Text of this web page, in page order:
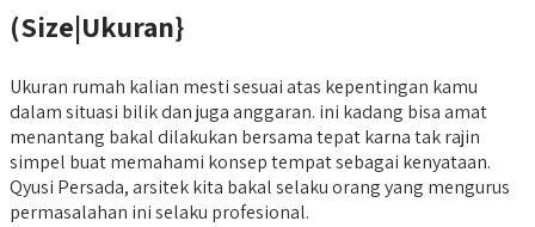
(Size|Ukuran}
Ukuran rumah kalian mesti sesuai atas kepentingan kamu
dalam situasi bilik dan juga anggaran. ini kadang bisa amat
menantang bakal dilakukan bersama tepat karna tak rajin
simpel buat memahami konsep tempat sebagai kenyataan.
Qyusi Persada, arsitek kita bakal selaku orang yang mengurus
permasalahan ini selaku profesional.